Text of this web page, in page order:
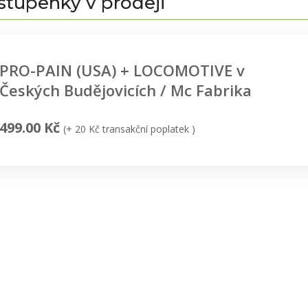
PRO-PAIN (USA) + LOCOMOTIVE v
Českých Budějovicích / Mc Fabrika
499.00 Kč (+ 20 Kč transakční poplatek )